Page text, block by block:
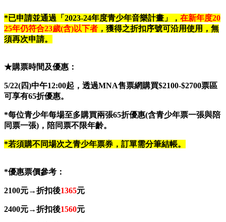
*已申請並通過「2023-24年度青少年音樂計畫」， 在新年度20
25年仍符合23歲(含)以下者 ， 獲得之折扣序號可沿用使用，無
須再次申請。
★購票時間及優惠：
5/22(四)中午12:00起，透過MNA售票網購買$2100-$2700票區
可享有65折優惠。
*每位青少年每場至多購買兩張65折優惠(含青少年票一張與陪
同票一張)，陪同票不限年齡。
*若須購不同場次之青少年票券，訂單需分筆結帳。
*優惠票價參考：
2100元→折扣後1365元
2400元→折扣後1560元